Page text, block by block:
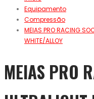
Equipamento
Compressão
MEIAS PRO RACING
WHITE/ALLOY
MEIAS PRO